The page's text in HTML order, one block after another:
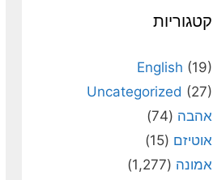
קטגוריות
English (19)
Uncategorized (27)
אהבה (74)
אוטיזם (15)
אמונה (1,277)